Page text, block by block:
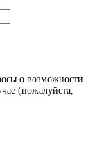
о возможности
(пожалуйста,